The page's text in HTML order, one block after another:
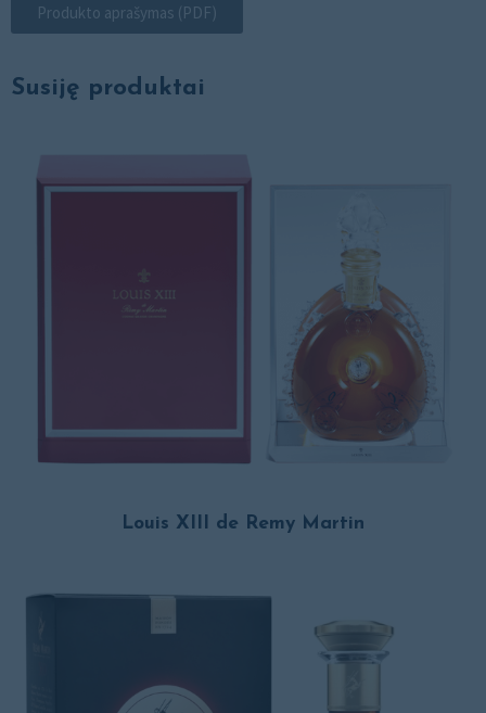
Produkto aprašymas (PDF)
Susiję produktai
Louis XIII de Remy Martin